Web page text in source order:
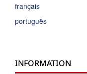
français
português
INFORMATION